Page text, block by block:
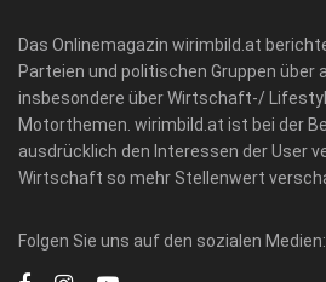
Das Onlinemagazin wirimbild.at
Parteien und politischen Gruppen über
insbesondere über Wirtschaft-/
Motorthemen. wirimbild.at ist bei der
ausdrücklich den Interessen der User
Wirtschaft so mehr Stellenwert
Folgen Sie uns auf den sozialen Medien: